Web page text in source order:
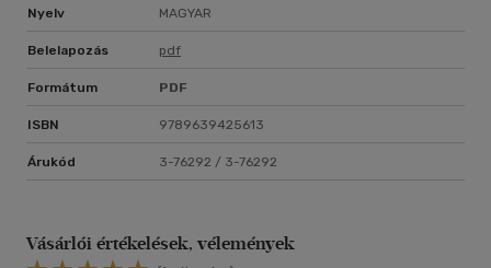
Nyelv MAGYAR
Belelapozás pdf
Formátum PDF
ISBN 9789639425613
Árukód 3-76292 / 3-76292
Vásárlói értékelések, vélemények